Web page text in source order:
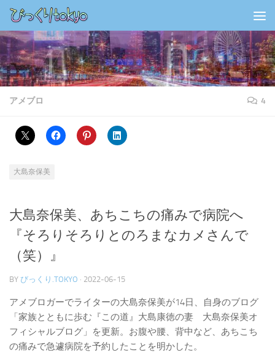
コンテンツの下
アメブロ 4
大島奈保美
大島奈保美、あちこちの痛みで病院へ
『そろりそろりとのろまなカメさんで
（笑）』
BY びっくり.TOKYO · 2022-06-15
アメブロガーでライターの大島奈保美が14日、自身のブログ
「家族とともに歩む『この道』大島康徳の妻 大島奈保美オ
フィシャルブログ」を更新。お腹や腰、背中など、あちこち
の痛みで急遽病院を予約したことを明かした。